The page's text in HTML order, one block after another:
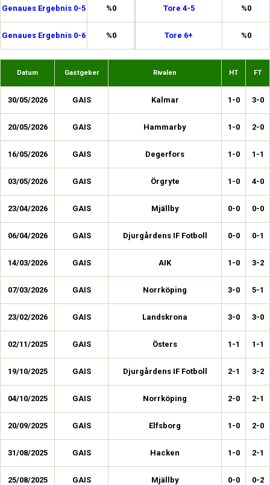
Genaues Ergebnis 0-5 %0
Genaues Ergebnis 0-6 %0
Tore 4-5 %0
Tore 6+ %0
Datum Gastgeber Rivalen HT FT
30/05/2026 GAIS Kalmar 1-0 3-0
20/05/2026 GAIS Hammarby 1-0 2-0
16/05/2026 GAIS Degerfors 1-0 1-1
03/05/2026 GAIS Örgryte 1-0 4-0
23/04/2026 GAIS Mjällby 0-0 0-0
06/04/2026 GAIS Djurgårdens IF Fotboll 0-0 0-1
14/03/2026 GAIS AIK 1-0 3-2
07/03/2026 GAIS Norrköping 3-0 5-1
23/02/2026 GAIS Landskrona 3-0 3-0
02/11/2025 GAIS Östers 1-1 1-1
19/10/2025 GAIS Djurgårdens IF Fotboll 2-1 3-2
04/10/2025 GAIS Norrköping 2-0 2-1
20/09/2025 GAIS Elfsborg 1-0 2-0
31/08/2025 GAIS Hacken 1-0 2-1
25/08/2025 GAIS Mjällby 0-0 0-2